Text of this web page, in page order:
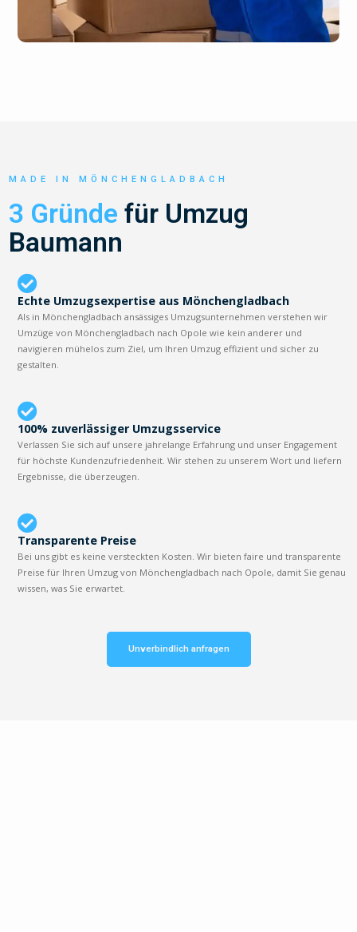
MADE IN MÖNCHENGLADBACH
3 Gründe für Umzug
Baumann
Echte Umzugsexpertise aus Mönchengladbach
Als in Mönchengladbach ansässiges Umzugsunternehmen verstehen wir
Umzüge von Mönchengladbach nach Opole wie kein anderer und
navigieren mühelos zum Ziel, um Ihren Umzug effizient und sicher zu
gestalten.
100% zuverlässiger Umzugsservice
Verlassen Sie sich auf unsere jahrelange Erfahrung und unser Engagement
für höchste Kundenzufriedenheit. Wir stehen zu unserem Wort und liefern
Ergebnisse, die überzeugen.
Transparente Preise
Bei uns gibt es keine versteckten Kosten. Wir bieten faire und transparente
Preise für Ihren Umzug von Mönchengladbach nach Opole, damit Sie genau
wissen, was Sie erwartet.
Unverbindlich anfragen